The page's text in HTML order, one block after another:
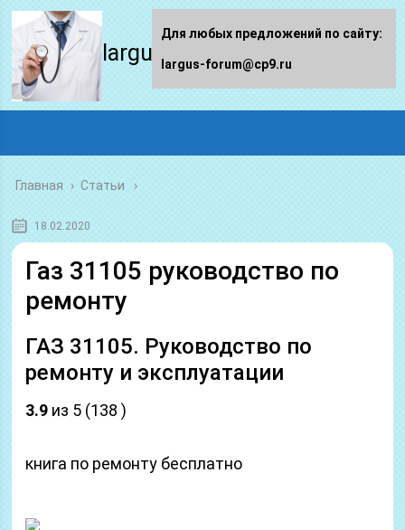
largus-forum.ru
Главная › Статьи
18.02.2020
Газ 31105 руководство по
ремонту
ГАЗ 31105. Руководство по
ремонту и эксплуатации
3.9 из 5 (138 )
книга по ремонту бесплатно
Для любых предложений по сайту:
largus-forum@cp9.ru